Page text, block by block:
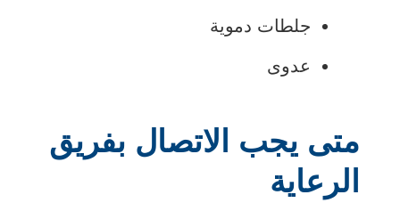
جلطات دموية
عدوى
متى يجب الاتصال بفريق
الرعاية